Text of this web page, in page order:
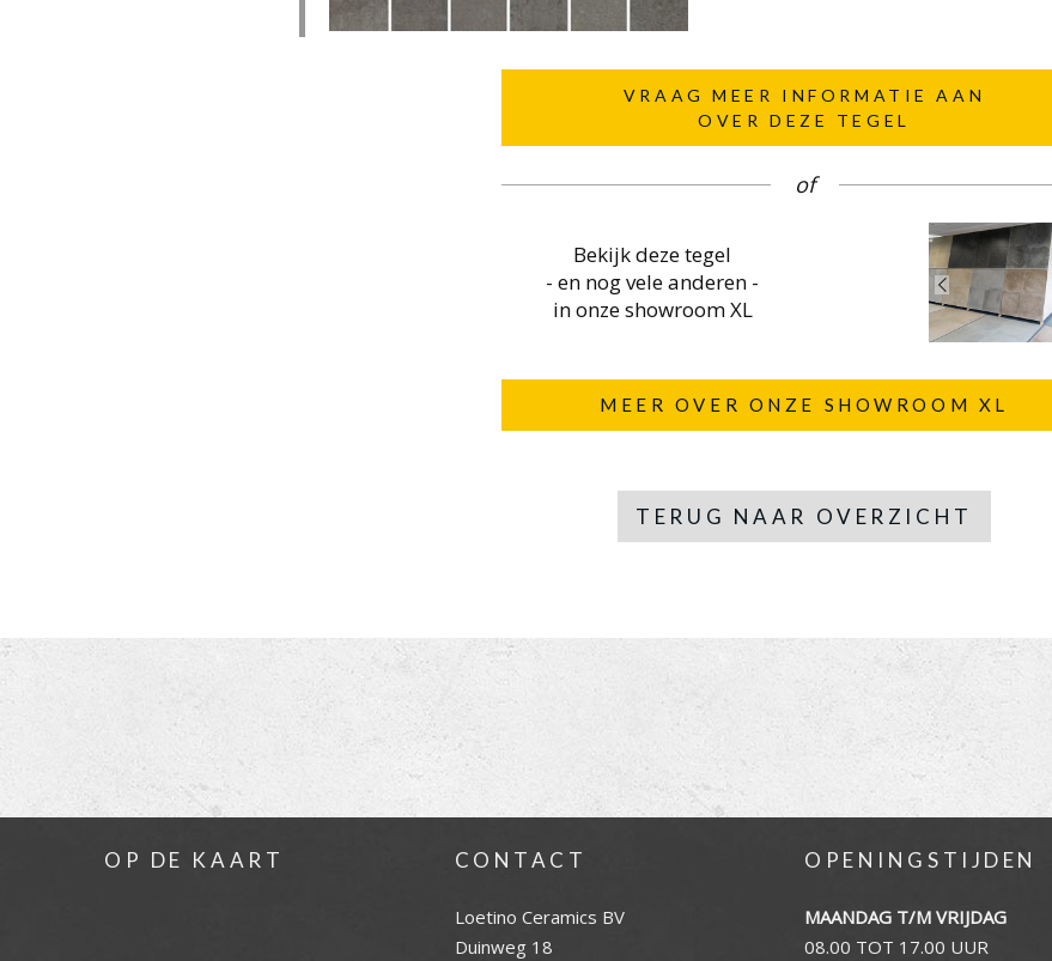
VRAAG MEER INFORMATIE AAN
OVER DEZE TEGEL
of
Bekijk deze tegel
- en nog vele anderen -
in onze showroom XL
MEER OVER ONZE SHOWROOM XL
TERUG NAAR OVERZICHT
OP DE KAART CONTACT
Loetino Ceramics BV
Duinweg 18
OPENINGSTIJDEN
MAANDAG T/M VRIJDAG
08.00 TOT 17.00 UUR